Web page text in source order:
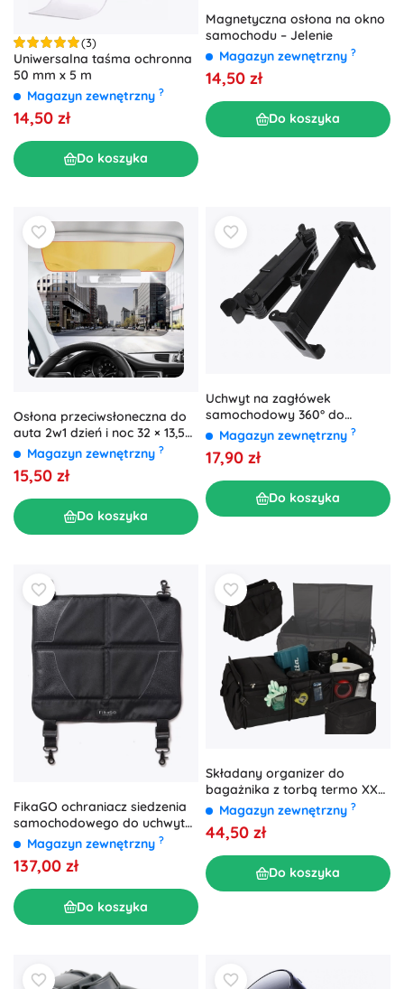
(3)
Uniwersalna taśma ochronna
50 mm x 5 m
Magazyn zewnętrzny ?
14,50 zł
Do koszyka
Magnetyczna osłona na okno
samochodu – Jelenie
Magazyn zewnętrzny ?
14,50 zł
Do koszyka
Osłona przeciwsłoneczna do
auta 2w1 dzień i noc 32 × 13,5
cmMagazyn zewnętrzny ?
15,50 zł
Do koszyka
Uchwyt na zagłówek
samochodowy 360° do
tabletu i telefonu
Magazyn zewnętrzny ?
17,90 zł
Do koszyka
FikaGO ochraniacz siedzenia
samochodowego do uchwytu
Flytta
Magazyn zewnętrzny ?
137,00 zł
Do koszyka
Składany organizer do
bagażnika z torbą termo XXL
37 × 75 × 32 cm
Magazyn zewnętrzny ?
44,50 zł
Do koszyka